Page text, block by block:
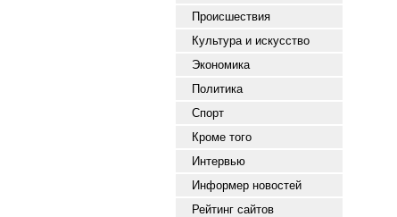
Происшествия
Культура и искусство
Экономика
Политика
Спорт
Кроме того
Интервью
Информер новостей
Рейтинг сайтов